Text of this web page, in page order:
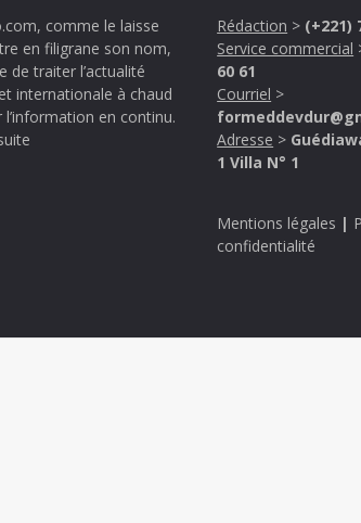
comme le laisse
en filigrane son nom,
de traiter l’actualité
internationale à chaud
l’information en continu.
Rédaction > (+221)
Service commercial
60 61
Courriel >
Adresse >
1 Villa N° 1
Mentions légales |
confidentialité